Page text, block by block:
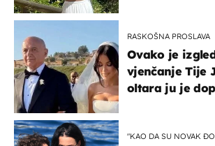
RASKOŠNA PROSLAVA
Ovako je
vjenčanje Tije
oltara ju je
"KAO DA SU NOVAK